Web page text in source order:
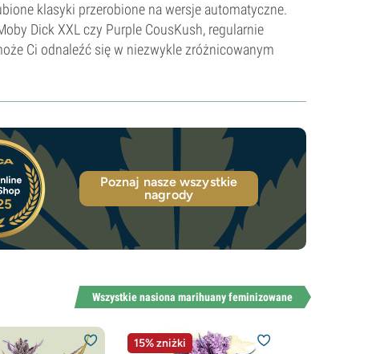
klasyki przerobione na wersje automatyczne.
Dick XXL czy Purple CousKush, regularnie
Ci odnaleźć się w niezwykle zróżnicowanym
Poznaj nasze wszystkie
nagrody
Wszystkie nasiona marihuany feminizowane
15% zniżki